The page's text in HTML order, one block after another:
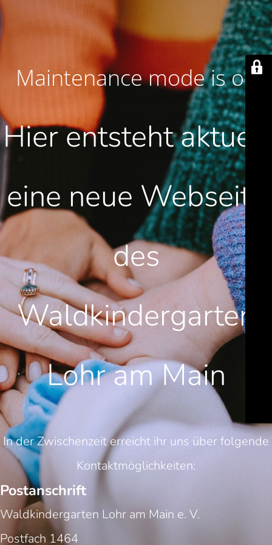
Maintenance mode is on
Hier entsteht aktuell
eine neue Webseite
des
Waldkindergarten
Lohr am Main
In der Zwischenzeit erreicht ihr uns über folgende
Kontaktmöglichkeiten:
Postanschrift
Waldkindergarten Lohr am Main e. V.
Postfach 1464